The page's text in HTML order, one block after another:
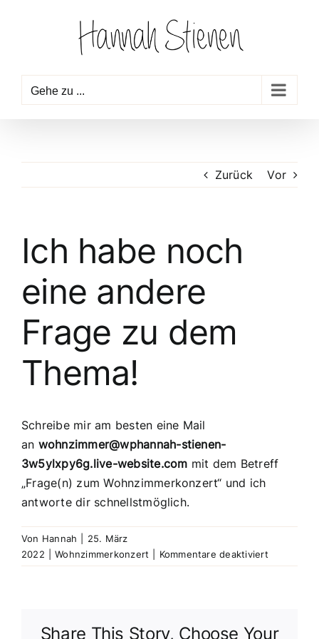
Gehe zu ...
Zurück Vor
Ich habe noch
eine andere
Frage zu dem
Thema!
Schreibe mir am besten eine Mail
an wohnzimmer@wphannah-stienen-
3w5ylxpy6g.live-website.com mit dem Betreff
„Frage(n) zum Wohnzimmerkonzert“ und ich
antworte dir schnellstmöglich.
Von Hannah
25. März
2022
Wohnzimmerkonzert Kommentare deaktiviertfür
Ich
andere
Share This Story, Choose Your